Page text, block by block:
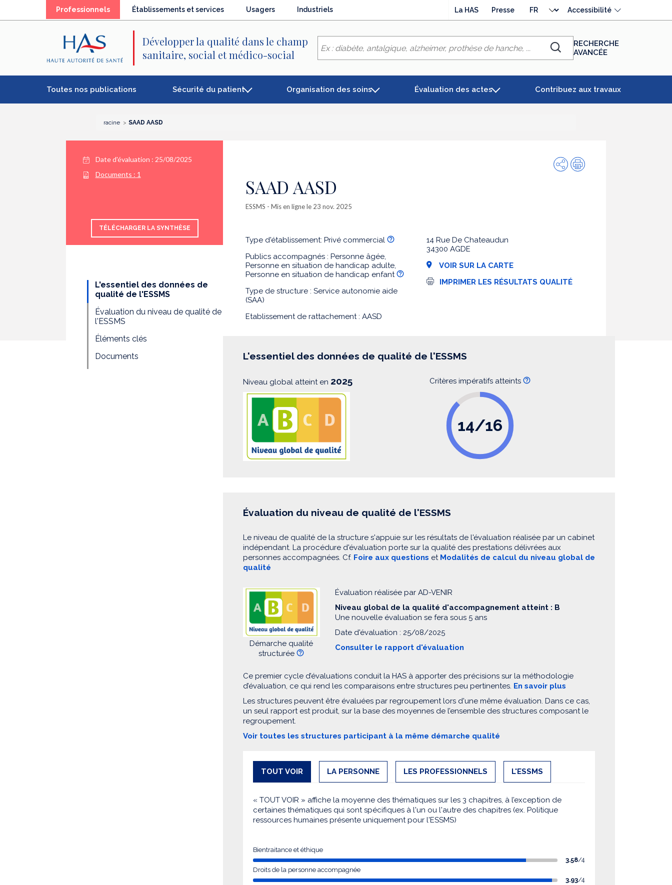
Professionnels Établissements et services Usagers Industriels La HAS Presse
langue
Accessibilité
Développer la qualité dans le champ
sanitaire, social et médico-social
Chercher
RECHERCHE
AVANCÉE
Toutes nos publications Sécurité du patient Organisation des soins Évaluation des actes Contribuez aux travaux
racine SAAD AASD
Date d'évaluation : 25/08/2025
Documents : 1
TÉLÉCHARGER LA SYNTHÈSE
L'essentiel des données de
qualité de l'ESSMS
Évaluation du niveau de qualité de
l'ESSMS
Éléments clés
Documents
PartagerImpression
SAAD AASD
ESSMS - Mis en ligne le 23 nov. 2025
Type d'établissement: Privé commercial
Publics accompagnés : Personne âgée,
Personne en situation de handicap adulte,
Personne en situation de handicap enfant
Type de structure : Service autonomie aide
(SAA)
Etablissement de rattachement : AASD
14 Rue De Chateaudun
34300 AGDE
VOIR SUR LA CARTE
I
IMPRIMER LES RÉSULTATS QUALITÉ
L'essentiel des données de qualité de l'ESSMS
Niveau global atteint en 2025 Critères impératifs atteints
14/16
Évaluation du niveau de qualité de l'ESSMS
Le niveau de qualité de la structure s'appuie sur les résultats de l'évaluation réalisée par un cabinet
indépendant. La procédure d'évaluation porte sur la qualité des prestations délivrées aux
personnes accompagnées. Cf. Foire aux questions et Modalités de calcul du niveau global de
qualité
Démarche qualité
structurée
Évaluation réalisée par AD-VENIR
Niveau global de la qualité d'accompagnement atteint : B
Une nouvelle évaluation se fera sous 5 ans
Date d'évaluation : 25/08/2025
Consulter le rapport d'évaluation
Ce premier cycle d’évaluations conduit la HAS à apporter des précisions sur la méthodologie
d’évaluation, ce qui rend les comparaisons entre structures peu pertinentes. En savoir plus
Les structures peuvent être évaluées par regroupement lors d'une même évaluation. Dans ce cas,
un seul rapport est produit, sur la base des moyennes de l’ensemble des structures composant le
regroupement.
Voir toutes les structures participant à la même démarche qualité
TOUT VOIR LA PERSONNE LES PROFESSIONNELS L'ESSMS
« TOUT VOIR » affiche la moyenne des thématiques sur les 3 chapitres, à l’exception de
certaines thématiques qui sont spécifiques à l'un ou l'autre des chapitres (ex. Politique
ressources humaines présente uniquement pour l'ESSMS)
Bientraitance et éthique
3.58/4
Droits de la personne accompagnée
3.93/4